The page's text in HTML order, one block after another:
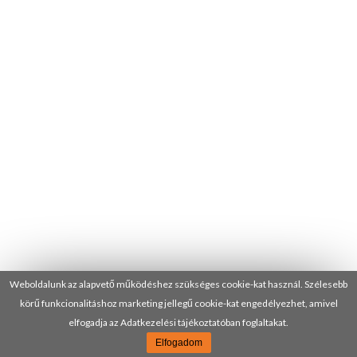
Weboldalunk az alapvető működéshez szükséges cookie-kat használ. Szélesebb
körű funkcionalitáshoz marketing jellegű cookie-kat engedélyezhet, amivel
elfogadja az Adatkezelési tájékoztatóban foglaltakat.
Elfogadom